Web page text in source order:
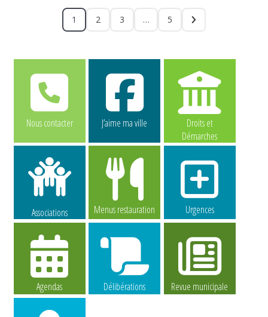
1 2 3 … 5
Nous contacter J’aime ma ville
Droits et
Démarches
Associations Menus restauration Urgences
Agendas Délibérations Revue municipale